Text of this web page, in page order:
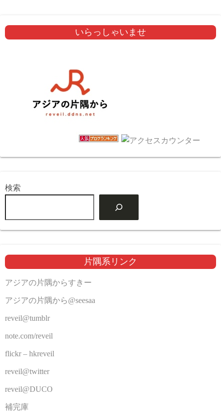
いらっしゃいませ
検索
片隅系リンク
アジアの片隅からすきー
アジアの片隅から@seesaa
reveil@tumblr
note.com/reveil
flickr – hkreveil
reveil@twitter
reveil@DUCO
補完庫